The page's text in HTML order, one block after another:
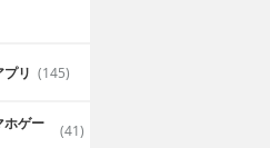
リ (145)
ホゲー (41)